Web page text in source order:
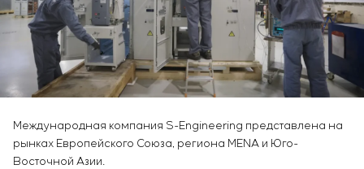
Сервисное обслуживание
Управление проектами
Аутсорсинг
Консалтинговые услуги
Индивидуальная разработка и испытания
Разработка математических моделей объектов
управления
Химическая промышленность
Цементная промышленность
Simoprime
Вакансии
Стажировка
Ветеранам
КОНТАКТЫ
Международная компания S-Engineering представлена на
рынках Европейского Союза, региона MENA и Юго-
Восточной Азии.